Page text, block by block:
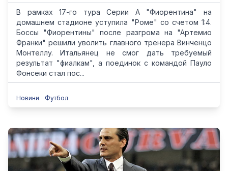
В рамках 17-го тура Серии А "Фиорентина" на
домашнем стадионе уступила "Роме" со счетом 1:4.
Боссы "Фиорентины" после разгрома на "Артемио
Франки" решили уволить главного тренера Винченцо
Монтеллу. Итальянец не смог дать требуемый
результат "фиалкам", а поединок с командой Пауло
Фонсеки стал пос...
Новини Футбол